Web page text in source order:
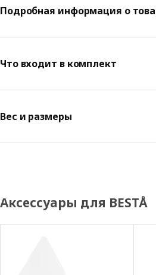
Подробная информация о
Что входит в комплект
Вес и размеры
Аксессуары для BESTÅ